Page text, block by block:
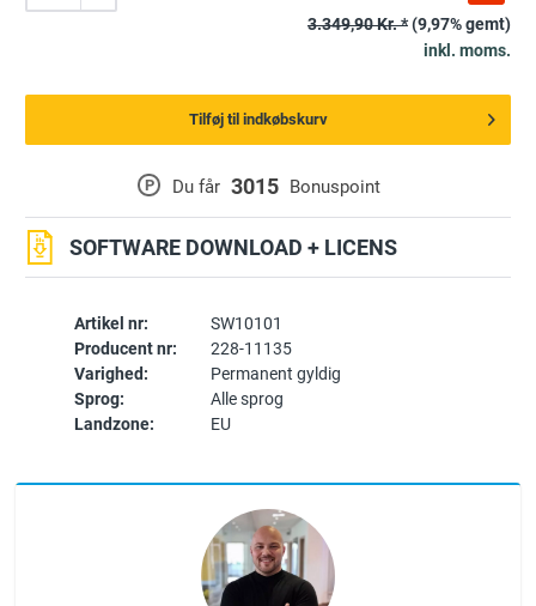
Artikel nr:
SW10101
Producent nr:
228-11135
Varighed:
Permanent gyldig
Sprog:
Alle sprog
Landzone:
EU
P Du får 3015 Bonuspoint
SOFTWARE DOWNLOAD + LICENS
3.349,90 Kr. *(9,97% gemt)
inkl. moms.
Tilføj til indkøbskurv